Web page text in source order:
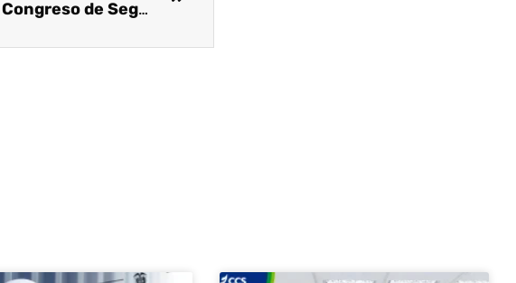
Lo que debe saber sobre el 56 Congreso de Seguridad, Salud y Ambiente